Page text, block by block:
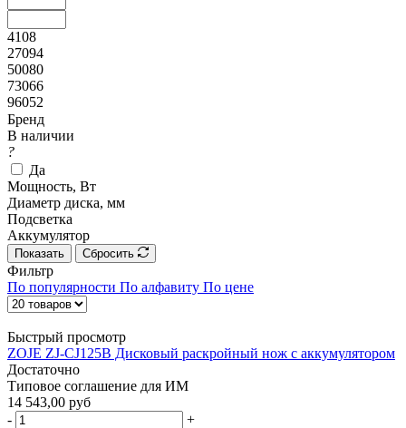
4108
27094
50080
73066
96052
Бренд
В наличии
?
Да
Мощность, Вт
Диаметр диска, мм
Подсветка
Аккумулятор
Показать Сбросить
Фильтр
По популярности По алфавиту По цене
Быстрый просмотр
ZOJE ZJ-CJ125B Дисковый раскройный нож с аккумулятором
Достаточно
Типовое соглашение для ИМ
14 543,00 руб
-
+